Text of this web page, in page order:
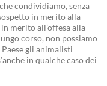
condividiamo, senza
in merito alla
merito all’offesa alla
corso, non possiamo
gli animalisti
in qualche caso dei